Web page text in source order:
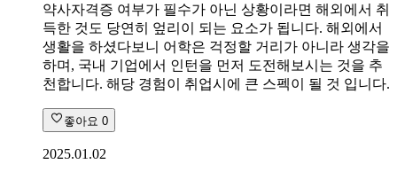
약사자격증 여부가 필수가 아닌 상황이라면 해외에서 취
득한 것도 당연히 엎리이 되는 요소가 됩니다. 해외에서
생활을 하셨다보니 어학은 걱정할 거리가 아니라 생각을
하며, 국내 기업에서 인턴을 먼저 도전해보시는 것을 추
천합니다. 해당 경험이 취업시에 큰 스펙이 될 것 입니다.
좋아요 0
2025.01.02